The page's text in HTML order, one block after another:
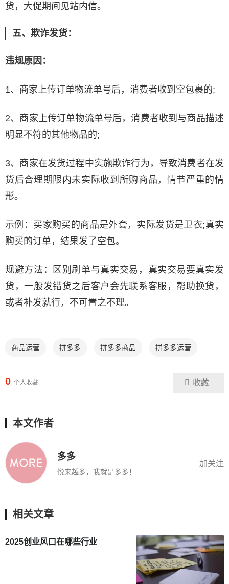
货，大促期间见站内信。
五、欺诈发货：
违规原因：
1、商家上传订单物流单号后，消费者收到空包裹的;
2、商家上传订单物流单号后，消费者收到与商品描述
明显不符的其他物品的;
3、商家在发货过程中实施欺诈行为，导致消费者在发
货后合理期限内未实际收到所购商品，情节严重的情
形。
示例：买家购买的商品是外套，实际发货是卫衣;真实
购买的订单，结果发了空包。
规避方法：区别刷单与真实交易，真实交易要真实发
货，一般发错货之后客户会先联系客服，帮助换货，
或者补发就行，不可置之不理。
商品运营 拼多多 拼多多商品 拼多多运营
0 个人收藏 收藏
本文作者
多多
悦来越多，我就是多多！
加关注
相关文章
2025创业风口在哪些行业